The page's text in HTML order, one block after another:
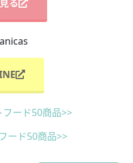
る
ード50商品>>
ード50商品>>